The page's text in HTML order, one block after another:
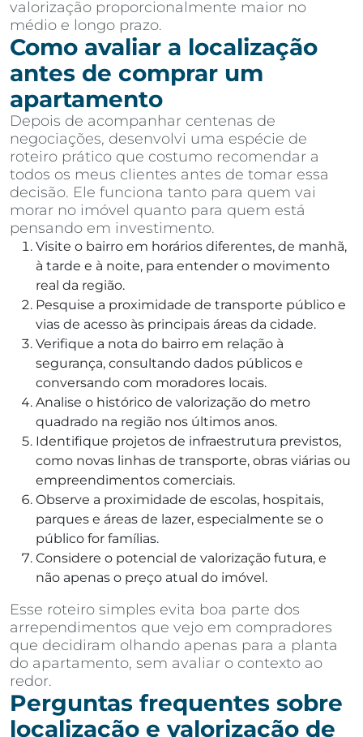
valorização proporcionalmente maior no
médio e longo prazo.
Como avaliar a localização
antes de comprar um
apartamento
Depois de acompanhar centenas de
negociações, desenvolvi uma espécie de
roteiro prático que costumo recomendar a
todos os meus clientes antes de tomar essa
decisão. Ele funciona tanto para quem vai
morar no imóvel quanto para quem está
pensando em investimento.
Visite o bairro em horários diferentes, de manhã,
à tarde e à noite, para entender o movimento
real da região.
Pesquise a proximidade de transporte público e
vias de acesso às principais áreas da cidade.
Verifique a nota do bairro em relação à
segurança, consultando dados públicos e
conversando com moradores locais.
Analise o histórico de valorização do metro
quadrado na região nos últimos anos.
Identifique projetos de infraestrutura previstos,
como novas linhas de transporte, obras viárias ou
empreendimentos comerciais.
Observe a proximidade de escolas, hospitais,
parques e áreas de lazer, especialmente se o
público for famílias.
Considere o potencial de valorização futura, e
não apenas o preço atual do imóvel.
Esse roteiro simples evita boa parte dos
arrependimentos que vejo em compradores
que decidiram olhando apenas para a planta
do apartamento, sem avaliar o contexto ao
redor.
Perguntas frequentes sobre
localização e valorização de